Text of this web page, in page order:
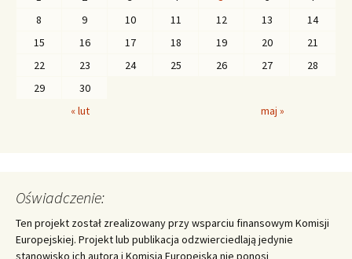
8
9 10 11 12 13
14
15
16 17 18 19 20
21
22
23 24 25 26 27
28
29
30
« lut
maj »
Oświadczenie:
Ten projekt został zrealizowany przy wsparciu finansowym Komisji
Europejskiej. Projekt lub publikacja odzwierciedlają jedynie
stanowisko ich autora i Komisja Europejska nie ponosi